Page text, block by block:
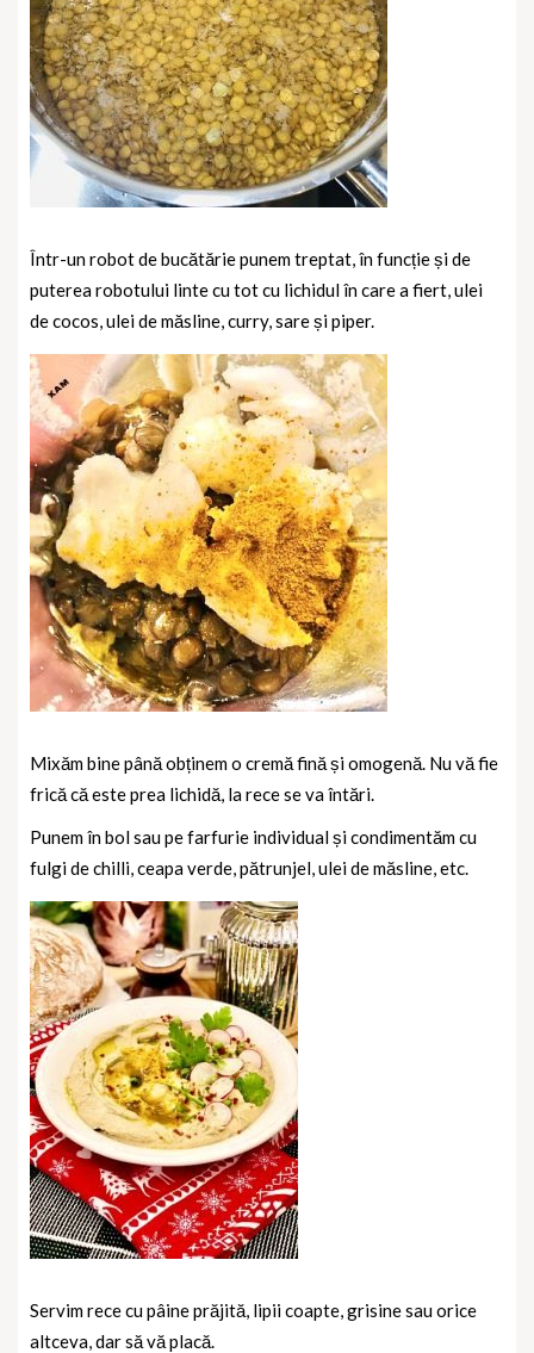
Într-un robot de bucătărie punem treptat, în funcție și de
puterea robotului linte cu tot cu lichidul în care a fiert, ulei
de cocos, ulei de măsline, curry, sare și piper.
Mixăm bine până obținem o cremă fină și omogenă. Nu vă fie
frică că este prea lichidă, la rece se va întări.
Punem în bol sau pe farfurie individual și condimentăm cu
fulgi de chilli, ceapa verde, pătrunjel, ulei de măsline, etc.
Servim rece cu pâine prăjită, lipii coapte, grisine sau orice
altceva, dar să vă placă.